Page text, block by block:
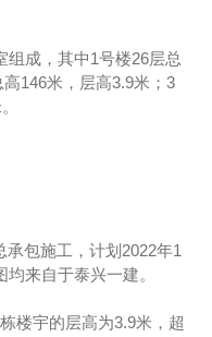
组成，其中1号楼26层总
146米，层高3.9米；3
包施工，计划2022年1
来自于泰兴一建。
楼宇的层高为3.9米，超